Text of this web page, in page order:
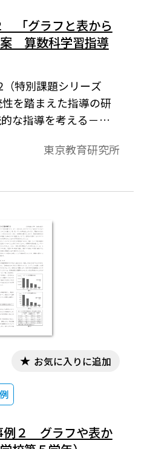
「グラフと表から
算数科学習指導
特別課題シリーズ
を踏まえた指導の研
な指導を考える－」
行より。本時では，
できるかということ
関係を考え，新たな
にするとともに，計
ことで，表やグラフ
の関係からさらに深
きたいと考えてい
東京教育研究所
お気に入りに追加
例２ グラフや表か